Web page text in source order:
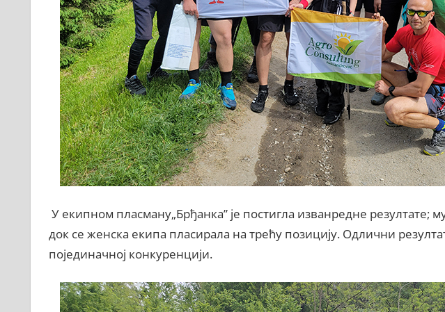
У екипном пласману„Брђанка” је постигла изванредне резултате;
док се женска екипа пласирала на трећу позицију. Одлични
појединачној конкуренцији.